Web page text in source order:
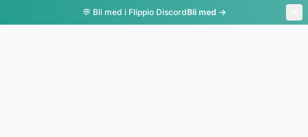
💬 Bli med i Flippio DiscordBli med →